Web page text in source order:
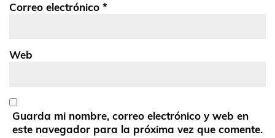
Correo electrónico *
Web
Guarda mi nombre, correo electrónico y web en
este navegador para la próxima vez que comente.